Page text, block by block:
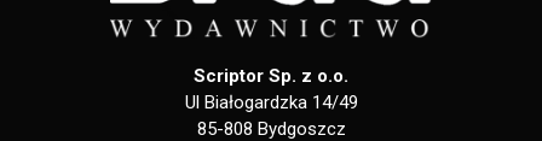
Scriptor Sp. z o.o.
Ul Białogardzka 14/49
85-808 Bydgoszcz